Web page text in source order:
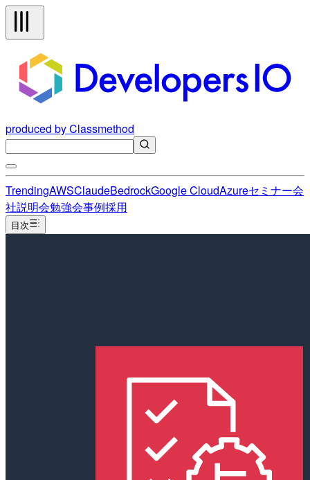
produced by Classmethod
TrendingAWSClaudeBedrockGoogle CloudAzureセミナー会
社説明会勉強会事例採用
目次